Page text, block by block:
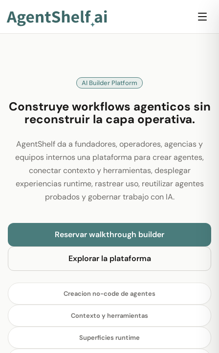
AI Builder Platform
Construye workflows agenticos sin
reconstruir la capa operativa.
AgentShelf da a fundadores, operadores, agencias y
equipos internos una plataforma para crear agentes,
conectar contexto y herramientas, desplegar
experiencias runtime, rastrear uso, reutilizar agentes
probados y gobernar trabajo con IA.
Reservar walkthrough builder
Explorar la plataforma
Creacion no-code de agentes
Contexto y herramientas
Superficies runtime